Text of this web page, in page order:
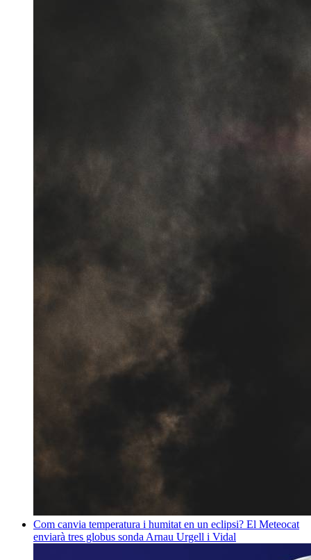
Com canvia temperatura i humitat en un eclipsi? El Meteocat
enviarà tres globus sonda Arnau Urgell i Vidal